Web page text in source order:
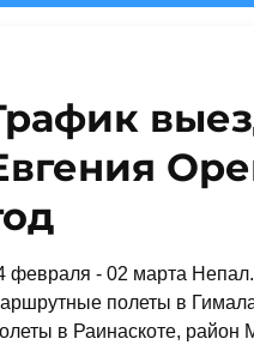
февраля - 02 марта Непал.
полеты в
в Раинаскоте, район